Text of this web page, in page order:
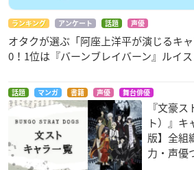
ランキング アンケート 話題 声優
オタクが選ぶ「阿座上洋平が演じるキ
0！1位は『バーンブレイバーン』ルイス
話題 マンガ 書籍 声優 舞台俳優
『文豪
ト）』
版】全組
力・声優